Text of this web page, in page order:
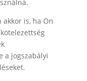
is, ha Ön
a jogszabályi